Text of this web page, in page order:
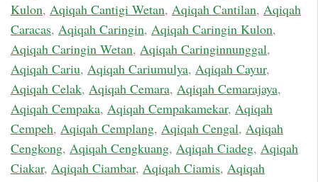
Kulon, Aqiqah Cantigi Wetan, Aqiqah Cantilan, Aqiqah
Caracas, Aqiqah Caringin, Aqiqah Caringin Kulon,
Aqiqah Caringin Wetan, Aqiqah Caringinnunggal,
Aqiqah Cariu, Aqiqah Cariumulya, Aqiqah Cayur,
Aqiqah Celak, Aqiqah Cemara, Aqiqah Cemarajaya,
Aqiqah Cempaka, Aqiqah Cempakamekar, Aqiqah
Cempeh, Aqiqah Cemplang, Aqiqah Cengal, Aqiqah
Cengkong, Aqiqah Cengkuang, Aqiqah Ciadeg, Aqiqah
Ciakar, Aqiqah Ciambar, Aqiqah Ciamis, Aqiqah